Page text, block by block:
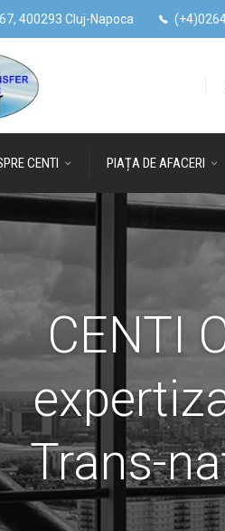
400293 Cluj-Napoca
CENTI PIAȚA DE AFACERI
CENTI
Trans-